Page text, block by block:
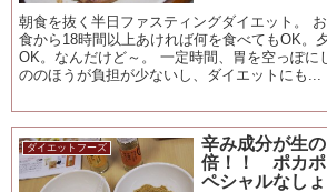
朝食を抜く半日ファスティングダイエット。
食から18時間以上あければ何を食べてもOK。
OK。なんだけど～。 一定時間、胃を空っぽに
ののほうが負担が少ないし、ダイエットにも...
ダイエットフーズ
辛み成分が生
倍！！ ポカポ
ペシャルなし